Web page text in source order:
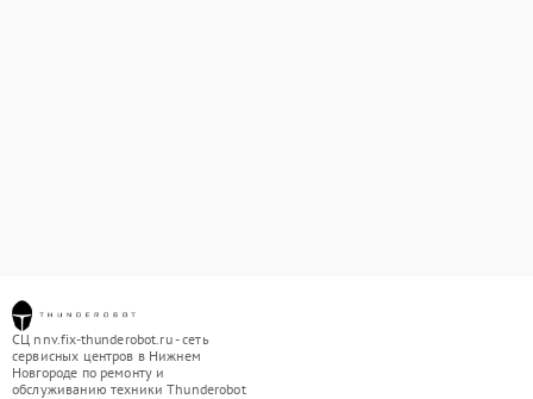
СЦ nnv.fix-thunderobot.ru - сеть
сервисных центров в Нижнем
Новгороде по ремонту и
обслуживанию техники Thunderobot